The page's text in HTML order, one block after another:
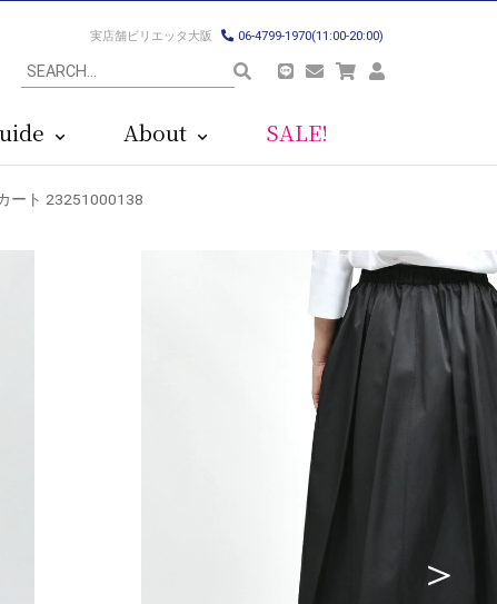
実店舗ビリエッタ大阪 06-4799-1970(11:00-20:00)
About SALE!
ート 23251000138